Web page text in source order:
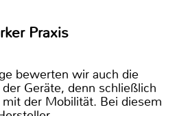
Praxis
bewerten wir auch die
Geräte, denn schließlich
der Mobilität. Bei diesem